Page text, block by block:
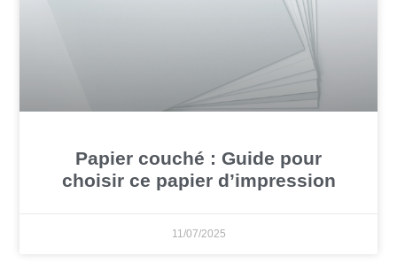
Papier couché : Guide pour
choisir ce papier d’impression
11/07/2025